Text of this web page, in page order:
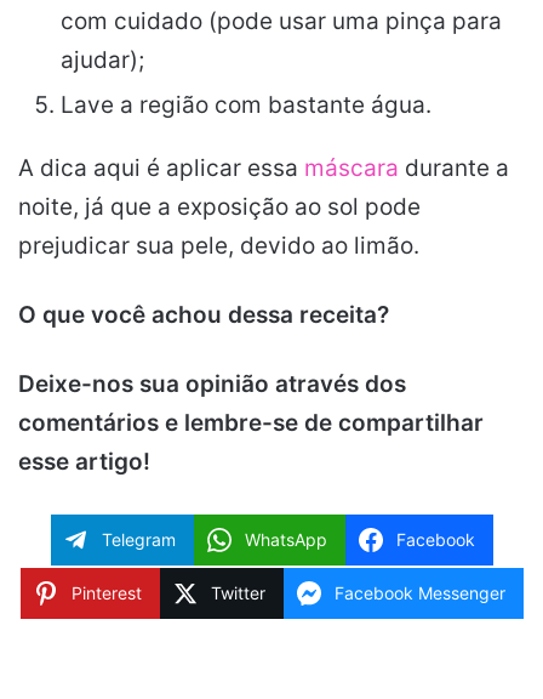
com cuidado (pode usar uma pinça para
ajudar);
Lave a região com bastante água.
A dica aqui é aplicar essa máscara durante a
noite, já que a exposição ao sol pode
prejudicar sua pele, devido ao limão.
O que você achou dessa receita?
Deixe-nos sua opinião através dos
comentários e lembre-se de compartilhar
esse artigo!
Telegram WhatsApp Facebook
Pinterest Twitter Facebook Messenger